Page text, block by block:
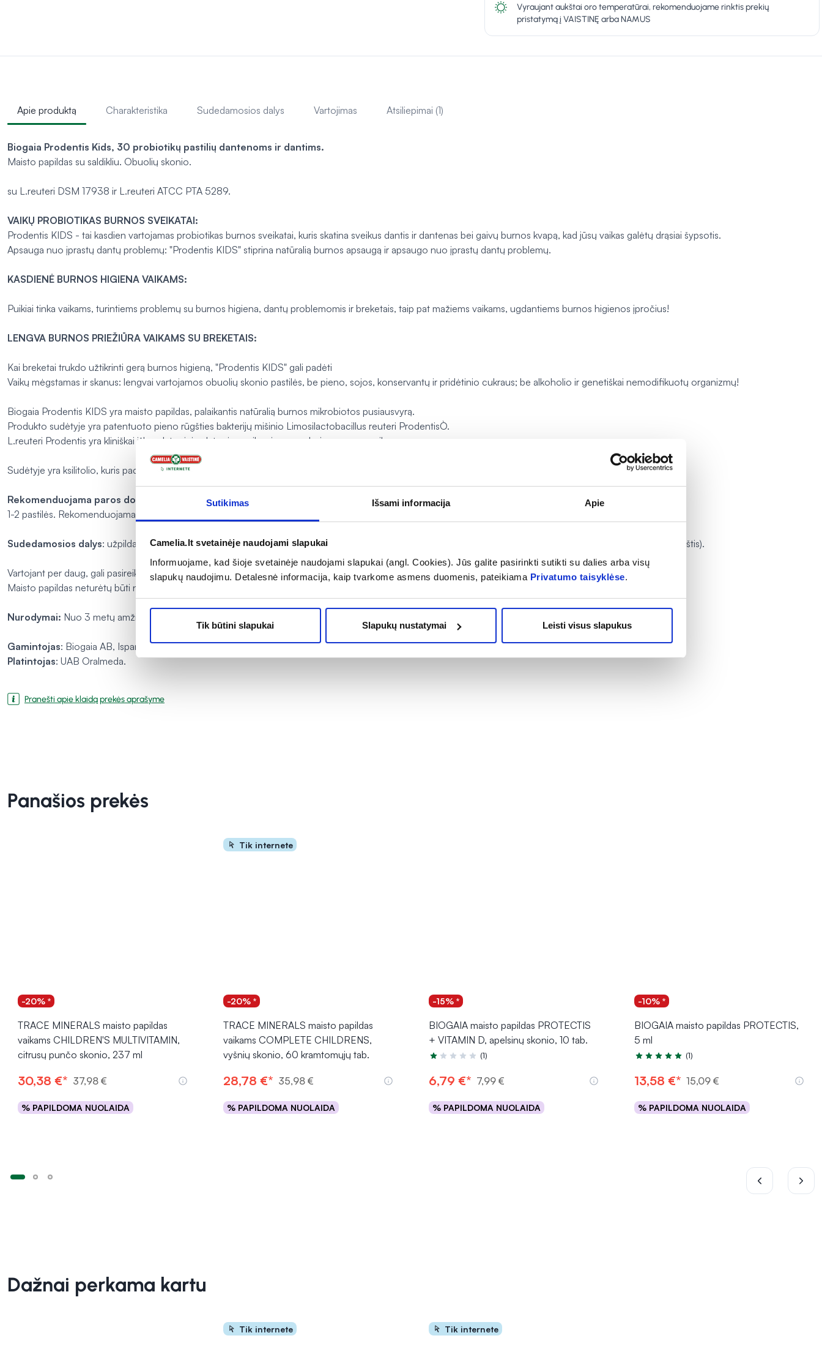
Sutikimas Išsami informacija Apie
Camelia.lt svetainėje naudojami slapukai
Informuojame, kad šioje svetainėje naudojami slapukai (angl. Cookies). Jūs galite pasirinkti sutikti su dalies arba visų
slapukų naudojimu. Detalesnė informacija, kaip tvarkome asmens duomenis, pateikiama Privatumo taisyklėse.
Tik būtini slapukai Slapukų nustatymai Leisti visus slapukus
Vyraujant aukštai oro temperatūrai, rekomenduojame rinktis prekių
pristatymą į VAISTINĘ arba NAMUS
Apie produktą Charakteristika Sudedamosios dalys Vartojimas Atsiliepimai (1)
Biogaia Prodentis Kids, 30 probiotikų pastilių dantenoms ir dantims.
Maisto papildas su saldikliu. Obuolių skonio.
su L.reuteri DSM 17938 ir L.reuteri ATCC PTA 5289.
VAIKŲ PROBIOTIKAS BURNOS SVEIKATAI:
Prodentis KIDS - tai kasdien vartojamas probiotikas burnos sveikatai, kuris skatina sveikus dantis ir dantenas bei gaivų burnos kvapą, kad jūsų vaikas galėtų drąsiai šypsotis.
Apsauga nuo įprastų dantų problemų: "Prodentis KIDS" stiprina natūralią burnos apsaugą ir apsaugo nuo įprastų dantų problemų.
KASDIENĖ BURNOS HIGIENA VAIKAMS:
Puikiai tinka vaikams, turintiems problemų su burnos higiena, dantų problemomis ir breketais, taip pat mažiems vaikams, ugdantiems burnos higienos įpročius!
LENGVA BURNOS PRIEŽIŪRA VAIKAMS SU BREKETAIS:
Kai breketai trukdo užtikrinti gerą burnos higieną, "Prodentis KIDS" gali padėti
Vaikų mėgstamas ir skanus: lengvai vartojamos obuolių skonio pastilės, be pieno, sojos, konservantų ir pridėtinio cukraus; be alkoholio ir genetiškai nemodifikuotų organizmų!
Biogaia Prodentis KIDS yra maisto papildas, palaikantis natūralią burnos mikrobiotos pusiausvyrą.
Produkto sudėtyje yra patentuoto pieno rūgšties bakterijų mišinio Limosilactobacillus reuteri ProdentisÒ.
L.reuteri Prodentis yra kliniškai išbandytas ir įrodytas jos veiksmingumas bei saugumas vaikams.
Sudėtyje yra ksilitolio, kuris padeda palaikyti dantų mineralizaciją.
Rekomenduojama paros dozė:
1-2 pastilės. Rekomenduojama doze per dieną neturėtų būti viršyta.
Sudedamosios dalys: užpildas (izomaltas, saldiklis( ksilitolis), kvapiosios medžiagos, ATCC PTA 5289, skonio stipriklis (citrinų rūgštis).
Vartojant per daug, gali pasireikšti vidurius laisvinantis poveikis.
Maisto papildas neturėtų būti naudojams kaip įvairios mitybos pakaitalas. Svarbu palaikyti subalansuotą mitybą bei sveiką gyvenimo būdą.
Nurodymai: Nuo 3 metų amžiaus. Leiskite pastilėms ištirpti burnoje. Naudokite kasdien burnos sveikatai palaikyti.
Gamintojas: Biogaia AB, Ispanija
Platintojas: UAB Oralmeda.
Pranešti apie klaidą prekės aprašyme
Panašios prekės
-20% *
TRACE MINERALS maisto papildas
vaikams CHILDREN'S MULTIVITAMIN,
citrusų punčo skonio, 237 ml
30,38 €* 37,98 €
% PAPILDOMA NUOLAIDA
Į krepšelį
Tik internete
-20% *
TRACE MINERALS maisto papildas
vaikams COMPLETE CHILDRENS,
vyšnių skonio, 60 kramtomųjų tab.
28,78 €* 35,98 €
% PAPILDOMA NUOLAIDA
Į krepšelį
-15% *
BIOGAIA maisto papildas PROTECTIS
+ VITAMIN D, apelsinų skonio, 10 tab.
Įvertinimas 1.0 iš 5
(1)
6,79 €* 7,99 €
% PAPILDOMA NUOLAIDA
Į krepšelį
-10% *
BIOGAIA maisto papildas PROTECTIS,
5 ml
Įvertinimas 5.0 iš 5
(1)
13,58 €* 15,09 €
% PAPILDOMA NUOLAIDA
Į krepšelį
Dažnai perkama kartu
Tik internete Tik internete